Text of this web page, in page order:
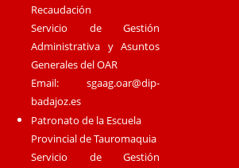
Recaudación
Servicio de Gestión
Administrativa y Asuntos
Generales del OAR
Email:sgaag.oar@dip-
badajoz.es
Patronato de la Escuela
Provincial de Tauromaquia
Servicio de Gestión